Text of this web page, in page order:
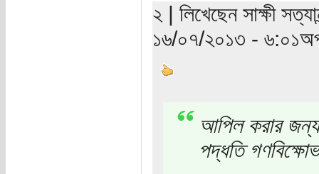
২ | লিখেছেন সাক্ষী
১৬/০৭/২০১৩ -
আপিল করার জন্য
পদ্ধতি গণবিক্ষোভ